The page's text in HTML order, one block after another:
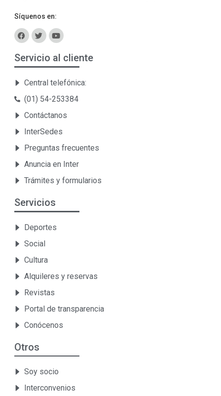
Síquenos en:
Servicio al cliente
Central telefónica:
(01) 54-253384
Contáctanos
InterSedes
Preguntas frecuentes
Anuncia en Inter
Trámites y formularios
Servicios
Deportes
Social
Cultura
Alquileres y reservas
Revistas
Portal de transparencia
Conócenos
Otros
Soy socio
Interconvenios